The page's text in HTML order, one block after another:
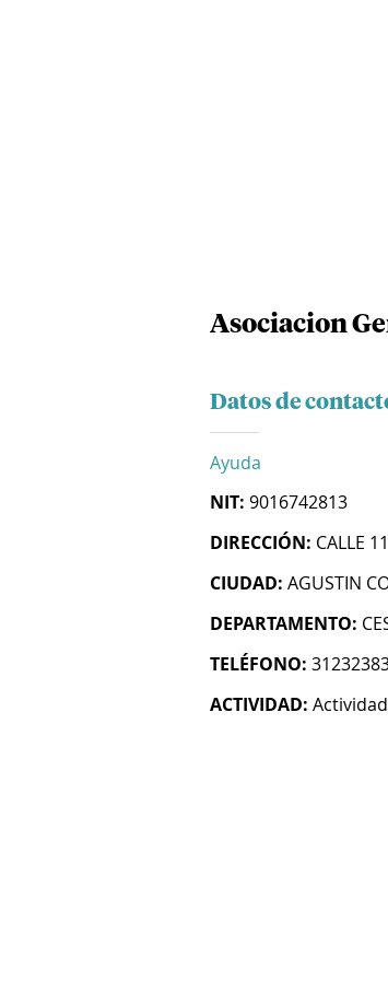
Asociacion
Datos de
Ayuda
NIT: 9016742813
DIRECCIÓN: CALLE
CIUDAD: AGUSTIN
DEPARTAMENTO:
TELÉFONO:
ACTIVIDAD: